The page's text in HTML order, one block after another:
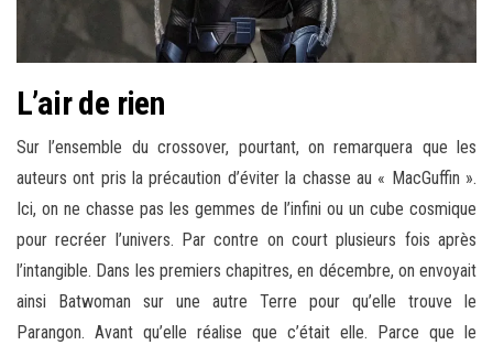
L’air de rien
Sur l’ensemble du crossover, pourtant, on remarquera que les
auteurs ont pris la précaution d’éviter la chasse au « MacGuffin ».
Ici, on ne chasse pas les gemmes de l’infini ou un cube cosmique
pour recréer l’univers. Par contre on court plusieurs fois après
l’intangible. Dans les premiers chapitres, en décembre, on envoyait
ainsi Batwoman sur une autre Terre pour qu’elle trouve le
Parangon. Avant qu’elle réalise que c’était elle. Parce que le